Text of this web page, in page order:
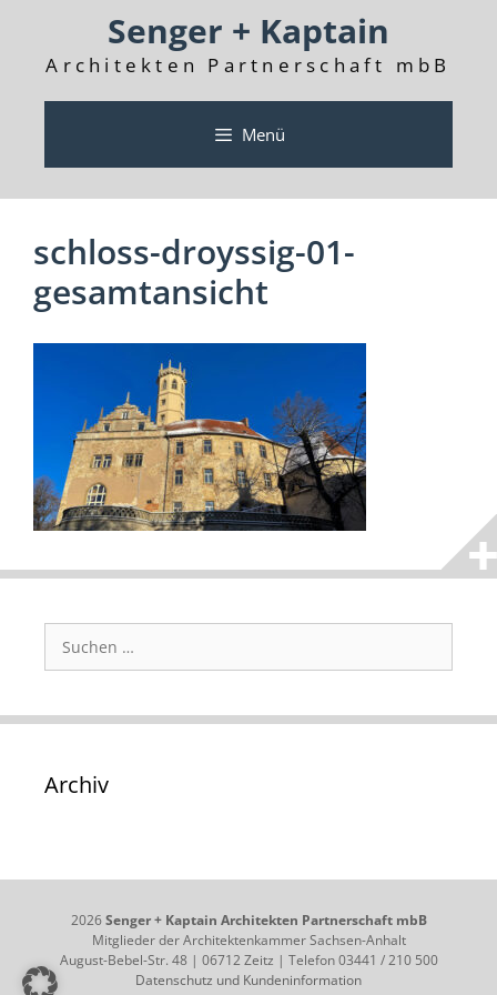
springen
Senger + Kaptain
Architekten Partnerschaft mbB
Menü
schloss-droyssig-01-
gesamtansicht
Suchen
nach:
Archiv
2026Senger + Kaptain Architekten Partnerschaft mbB
Mitglieder der Architektenkammer Sachsen-Anhalt
August-Bebel-Str. 48 | 06712 Zeitz | Telefon 03441 / 210 500
Datenschutz und Kundeninformation